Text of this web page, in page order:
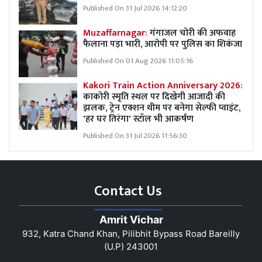
Published On 31 Jul 2026 14:12:20
Muzaffarnagar:गंगाजल चोरी की अफवाह
फैलाना पड़ा भारी, आरोपी पर पुलिस का शिकंजा
Published On 01 Aug 2026 11:05:16
Kakori Train Action Anniversary 2026:
काकोरी स्मृति स्थल पर दिखेगी आजादी की
झलक, ट्रेन एक्शन थीम पर बनेगा सेल्फी प्वाइंट,
'हर घर तिरंगा' स्टॉल भी आकर्षण
Published On 31 Jul 2026 11:56:30
Contact Us
Amrit Vichar
932, Katra Chand Khan, Pilibhit Bypass Road Bareilly
(U.P) 243001